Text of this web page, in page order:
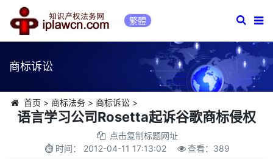
繁體
商标诉讼
首页 > 商标法务> 商标诉讼>
语言学习公司Rosetta起诉谷歌商标侵权
点击复制标题网址
时间： 2012-04-11 17:13:02 查看： 389